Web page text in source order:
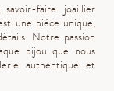
faire joaillier
une pièce unique,
Notre passion
bijou que nous
authentique et